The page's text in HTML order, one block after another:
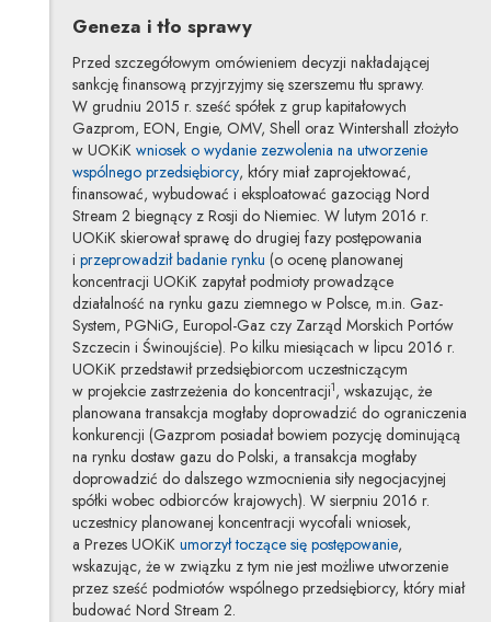
Geneza i tło sprawy
Przed szczegółowym omówieniem decyzji nakładającej
sankcję finansową przyjrzyjmy się szerszemu tłu sprawy.
W grudniu 2015 r. sześć spółek z grup kapitałowych
Gazprom, EON, Engie, OMV, Shell oraz Wintershall złożyło
w UOKiK wniosek o wydanie zezwolenia na utworzenie
wspólnego przedsiębiorcyUwaga, link zostanie otwarty w nowym
, który miał zaprojektować,
finansować, wybudować i eksploatować gazociąg Nord
Stream 2 biegnący z Rosji do Niemiec. W lutym 2016 r.
UOKiK skierował sprawę do drugiej fazy postępowania
i przeprowadził badanie rynkuUwaga, link zostanie otwarty w
(o ocenę planowanej
koncentracji UOKiK zapytał podmioty prowadzące
działalność na rynku gazu ziemnego w Polsce, m.in. Gaz-
System, PGNiG, Europol-Gaz czy Zarząd Morskich Portów
Szczecin i Świnoujście). Po kilku miesiącach w lipcu 2016 r.
UOKiK przedstawił przedsiębiorcom uczestniczącym
w projekcie zastrzeżenia do koncentracji1, wskazując, że
planowana transakcja mogłaby doprowadzić do ograniczenia
konkurencji (Gazprom posiadał bowiem pozycję dominującą
na rynku dostaw gazu do Polski, a transakcja mogłaby
doprowadzić do dalszego wzmocnienia siły negocjacyjnej
spółki wobec odbiorców krajowych). W sierpniu 2016 r.
uczestnicy planowanej koncentracji wycofali wniosek,
a Prezes UOKiK umorzył toczące się postępowanieUwaga, link
,
wskazując, że w związku z tym nie jest możliwe utworzenie
przez sześć podmiotów wspólnego przedsiębiorcy, który miał
budować Nord Stream 2.